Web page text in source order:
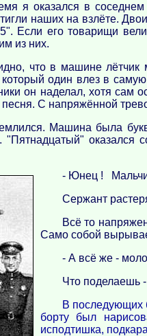
я оказался в соседнем
наших на взлёте.
Если его товарищи
из них.
что в машине лётчик
который один влез в
он наделал, хотя
песня. С напряжённой
Машина была
"Пятнадцатый"
- Юнец !
Сержант
Всё то
Само собой
- А всё же -
Что поделаешь
В последующих
борту был
исподтишка,